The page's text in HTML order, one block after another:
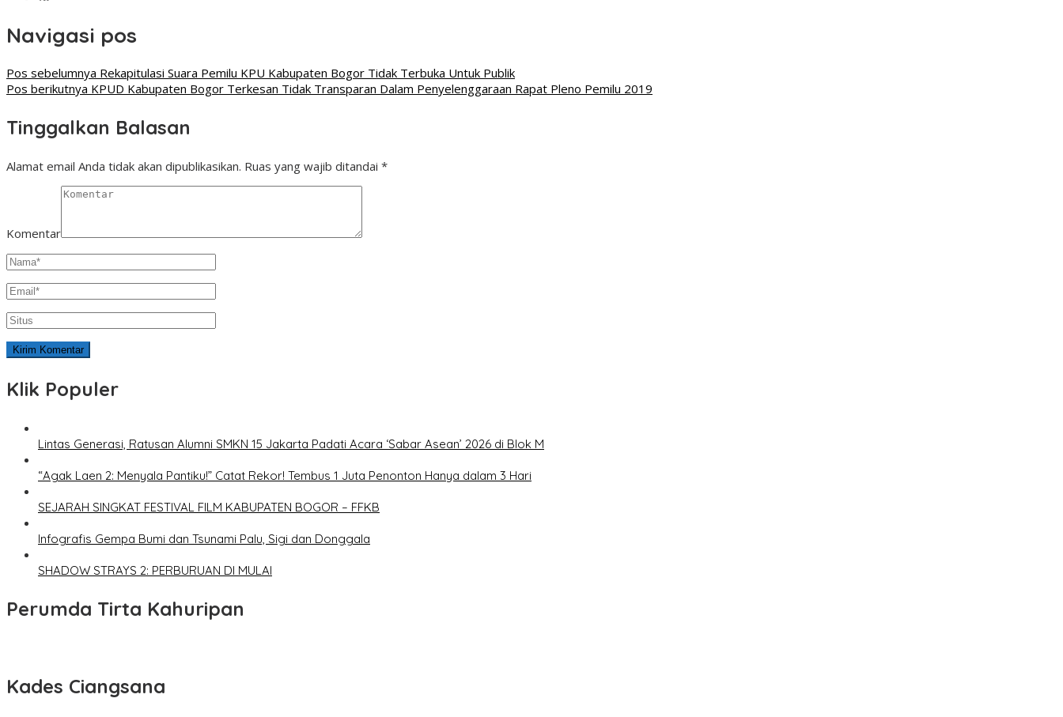
Navigasi pos
Pos sebelumnya Rekapitulasi Suara Pemilu KPU Kabupaten Bogor Tidak Terbuka Untuk Publik
Pos berikutnya KPUD Kabupaten Bogor Terkesan Tidak Transparan Dalam Penyelenggaraan Rapat Pleno Pemilu 2019
Tinggalkan Balasan
Alamat email Anda tidak akan dipublikasikan. Ruas yang wajib ditandai *
Komentar
Klik Populer
Lintas Generasi, Ratusan Alumni SMKN 15 Jakarta Padati Acara ‘Sabar Asean’ 2026 di Blok M
“Agak Laen 2: Menyala Pantiku!” Catat Rekor! Tembus 1 Juta Penonton Hanya dalam 3 Hari
SEJARAH SINGKAT FESTIVAL FILM KABUPATEN BOGOR – FFKB
Infografis Gempa Bumi dan Tsunami Palu, Sigi dan Donggala
SHADOW STRAYS 2: PERBURUAN DI MULAI
Perumda Tirta Kahuripan
Kades Ciangsana